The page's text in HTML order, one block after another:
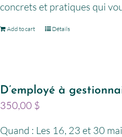
concrets et pratiques qui
Add to cart Détails
D’employé à
350,00 $
Quand : Les 16, 23 et 30